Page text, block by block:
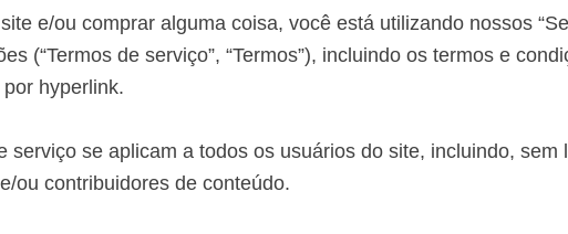
e/ou comprar alguma coisa, você está utilizando nossos “
(“Termos de serviço”, “Termos”), incluindo os termos e
hyperlink.
serviço se aplicam a todos os usuários do site, incluindo,
ou contribuidores de conteúdo.